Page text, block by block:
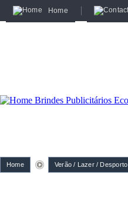
Home
Home Verão / Lazer / Desporto